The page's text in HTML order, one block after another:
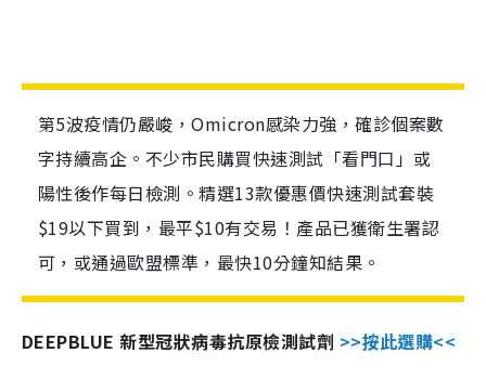
第5波疫情仍嚴峻，Omicron感染力強，確診個案數
字持續高企。不少市民購買快速測試「看門口」或
陽性後作每日檢測。精選13款優惠價快速測試套裝
$19以下買到，最平$10有交易！產品已獲衛生署認
可，或通過歐盟標準，最快10分鐘知結果。
DEEPBLUE 新型冠狀病毒抗原檢測試劑 >>按此選購<<